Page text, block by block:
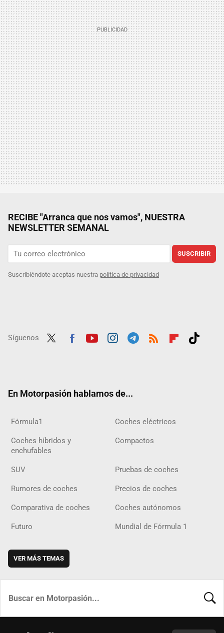
RECIBE "Arranca que nos vamos", NUESTRA
NEWSLETTER SEMANAL
SUSCRIBIR
Suscribiéndote aceptas nuestra política de privacidad
Síguenos
En Motorpasión hablamos de...
Fórmula1 Coches eléctricos
Coches híbridos y
enchufables
Compactos
SUV Pruebas de coches
Rumores de coches Precios de coches
Comparativa de coches Coches autónomos
Futuro Mundial de Fórmula 1
VER MÁS TEMAS